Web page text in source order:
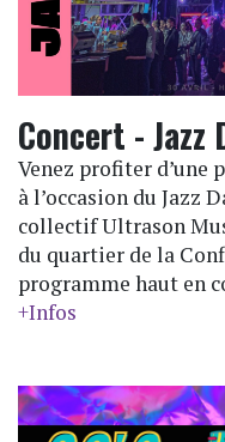
Concert - Jazz
Venez profiter
à l’occasion du Jazz
collectif Ultrason
du quartier de la
programme haut en
+Infos